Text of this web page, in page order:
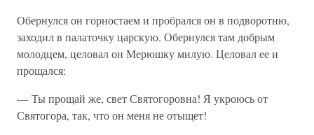
Обернулся он горностаем и пробрался он в подворотню,
заходил в палаточку царскую. Обернулся там добрым
молодцем, целовал он Мерюшку милую. Целовал ее и
прощался:
— Ты прощай же, свет Святогоровна! Я укроюсь от
Святогора, так, что он меня не отыщет!